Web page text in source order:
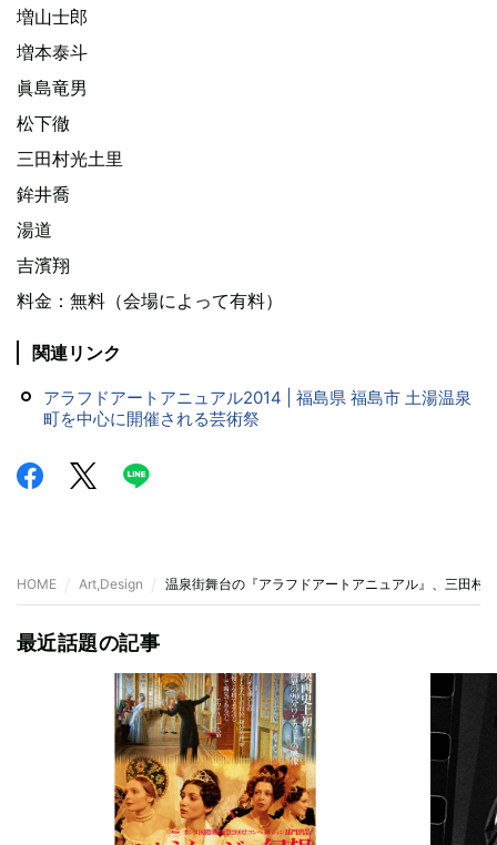
増山士郎
増本泰斗
眞島竜男
松下徹
三田村光土里
鉾井喬
湯道
吉濱翔
料金：無料（会場によって有料）
関連リンク
アラフドアートアニュアル2014 | 福島県 福島市 土湯温泉
町を中心に開催される芸術祭
HOME Art,Design 温泉街舞台の『アラフドアートアニュアル』、三田村
最近話題の記事